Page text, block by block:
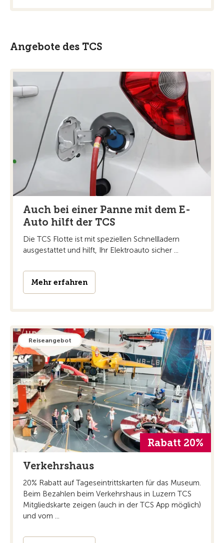
Angebote des TCS
Auch bei einer Panne mit dem E-
Auto hilft der TCS
Die TCS Flotte ist mit speziellen Schnellladern
ausgestattet und hilft, Ihr Elektroauto sicher ...
Mehr erfahren
Reiseangebot
Rabatt 20%
Verkehrshaus
20% Rabatt auf Tageseintrittskarten für das Museum.
Beim Bezahlen beim Verkehrshaus in Luzern TCS
Mitgliedskarte zeigen (auch in der TCS App möglich)
und vom ...